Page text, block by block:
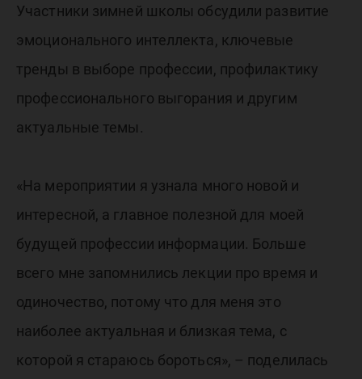
Участники зимней школы обсудили развитие
эмоционального интеллекта, ключевые
тренды в выборе профессии, профилактику
профессионального выгорания и другим
актуальные темы.
«На мероприятии я узнала много новой и
интересной, а главное полезной для моей
будущей профессии информации. Больше
всего мне запомнились лекции про время и
одиночество, потому что для меня это
наиболее актуальная и близкая тема, с
которой я стараюсь бороться», – поделилась